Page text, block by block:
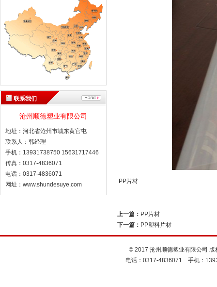
联系我们
沧州顺德塑业有限公司
地址：河北省沧州市城东黄官屯
联系人：韩经理
手机：13931738750 15631717446
传真：0317-4836071
电话：0317-4836071
网址：www.shundesuye.com
PP片材
上一篇： PP片材
下一篇： PP塑料片材
© 2017 沧州顺德塑业有限公司 版
电话：0317-4836071 手机：